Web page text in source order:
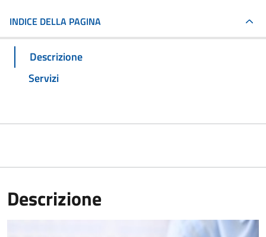
INDICE DELLA PAGINA
Descrizione
Servizi
Descrizione